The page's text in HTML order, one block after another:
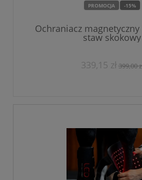
PROMOCJA -15%
Ochraniacz magnetyczny
staw skokowy
339,15 zł 399,00